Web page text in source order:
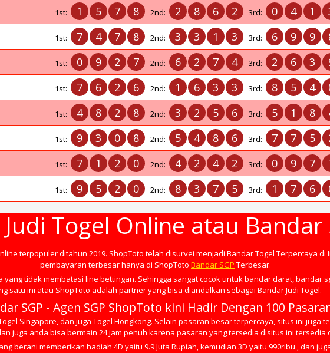
1st: 1 5 7 8 2nd: 2 8 6 2 3rd: 0 4 1
1st: 7 4 7 8 2nd: 3 3 1 3 3rd: 6 9 9
1st: 0 9 2 7 2nd: 6 2 7 4 3rd: 2 6 3
1st: 7 6 2 6 2nd: 1 6 3 3 3rd: 8 5 4
1st: 4 8 2 8 2nd: 3 2 5 6 3rd: 5 1 8
1st: 9 3 0 8 2nd: 5 4 8 6 3rd: 7 7 5
1st: 7 1 2 0 2nd: 4 2 4 2 3rd: 0 9 7
1st: 9 5 2 0 2nd: 8 3 7 5 3rd: 1 7 6
Togel Online atau Bandar
terpopuler ditahun 2019. ShopToto telah disurvei menjadi Bandar Togel Terpercaya
pembayaran terbesar hanya di ShopToto Bandar SGP Terbesar.
tidak membatasi line bettingan. Sehingga sangat cocok untuk bandar darat, bandar
satu ini atau ShopToto adalah partner yang bisa diandalkan sebagai Bandar Judi Togel.
SGP - Agen SGP ShopToto kini Hadir Dengan 100
Singapore, dan juga Togel Hongkong. Selain pasaran besar terpercaya, situs ini
juga anda bisa bermain 24 jam penuh karena pasaran yang tersedia disitus ini tersedia
berani memberikan hadiah 4D yaitu 9.9 Juta Rupiah, kemudian 3D yaitu 990ribu , dan